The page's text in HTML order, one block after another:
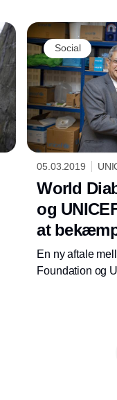
lever i. Alligevel
ny rapport fra
Social
05.03.2019
World
og
at
En ny aftale
Foundation og